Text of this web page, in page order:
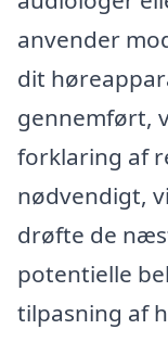
anvender
dit
gennemført,
forklaring af
nødvendigt,
drøfte de
potentielle
tilpasning af